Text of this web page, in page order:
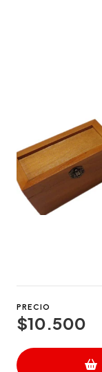
PRECIO
$10.500